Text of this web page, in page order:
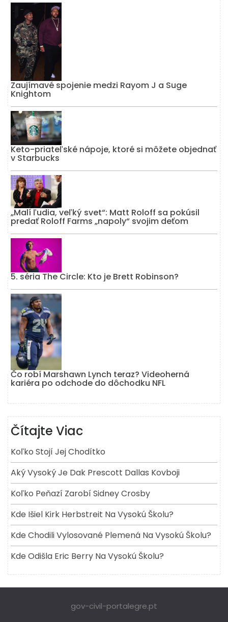
Zaujímavé spojenie medzi Rayom J a Suge
Knightom
Keto-priateľské nápoje, ktoré si môžete objednať
v Starbucks
„Malí ľudia, veľký svet“: Matt Roloff sa pokúsil
predať Roloff Farms „napoly“ svojim deťom
5. séria The Circle: Kto je Brett Robinson?
Čo robí Marshawn Lynch teraz? Videoherná
kariéra po odchode do dôchodku NFL
Čítajte Viac
Koľko Stojí Jej Chodítko
Aký Vysoký Je Dak Prescott Dallas Kovboji
Koľko Peňazí Zarobí Sidney Crosby
Kde Išiel Kirk Herbstreit Na Vysokú Školu?
Kde Chodili Vylosované Plemená Na Vysokú Školu?
Kde Odišla Eric Berry Na Vysokú Školu?
gov-civil-portalegre.pt